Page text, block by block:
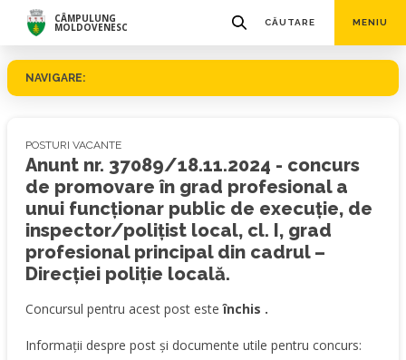
CÂMPULUNG
MOLDOVENESC CĂUTARE MENIU
NAVIGARE:
POSTURI VACANTE
Anunt nr. 37089/18.11.2024 - concurs
de promovare în grad profesional a
unui funcționar public de execuție, de
inspector/polițist local, cl. I, grad
profesional principal din cadrul –
Direcției poliție locală.
Concursul pentru acest post esteînchis .
Informații despre post și documente utile pentru concurs: